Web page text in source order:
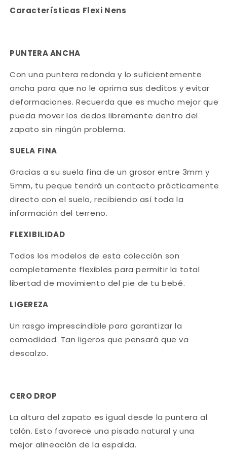
Características Flexi Nens
PUNTERA ANCHA
Con una puntera redonda y lo suficientemente
ancha para que no le oprima sus deditos y evitar
deformaciones. Recuerda que es mucho mejor que
pueda mover los dedos libremente dentro del
zapato sin ningún problema.
SUELA FINA
Gracias a su suela fina de un grosor entre 3mm y
5mm, tu peque tendrá un contacto prácticamente
directo con el suelo, recibiendo así toda la
información del terreno.
FLEXIBILIDAD
Todos los modelos de esta colección son
completamente flexibles para permitir la total
libertad de movimiento del pie de tu bebé.
LIGEREZA
Un rasgo imprescindible para garantizar la
comodidad. Tan ligeros que pensará que va
descalzo.
CERO DROP
La altura del zapato es igual desde la puntera al
talón. Esto favorece una pisada natural y una
mejor alineación de la espalda.